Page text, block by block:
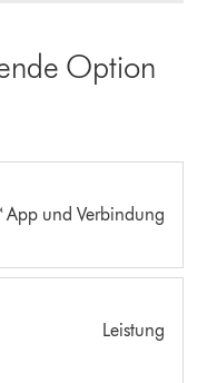
Option
App und Verbindung
Leistung